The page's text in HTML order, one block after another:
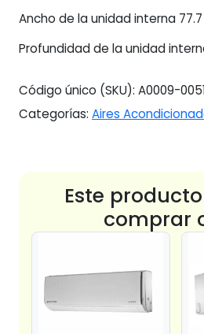
Ancho de la unidad interna
Profundidad de la unidad
Código único (SKU): A0009-
Categorías: Aires
Este
comprar